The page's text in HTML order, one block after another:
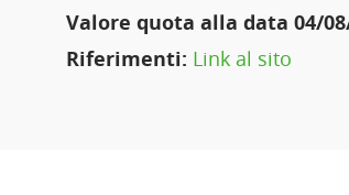
Valore quota alla data 04/
Riferimenti: Link al sito